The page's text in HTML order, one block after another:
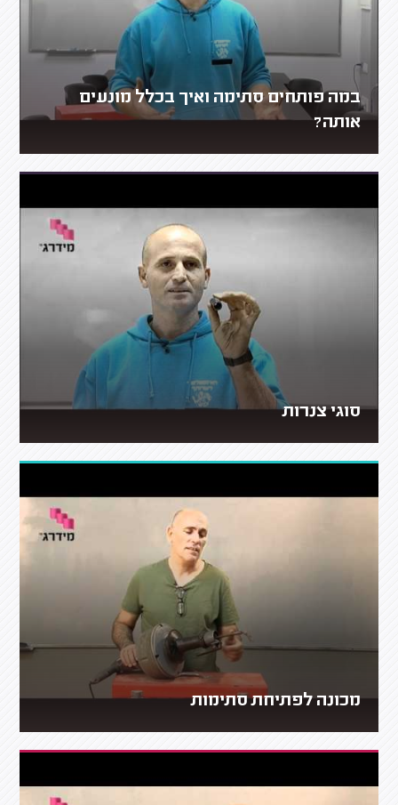
במה פותחים סתימה ואיך בכלל מונעים
אותה?
סוגי צנרות
מכונה לפתיחת סתימות